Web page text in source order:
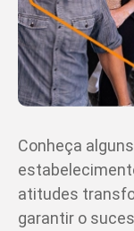
Conheça
atitudes
garantir o